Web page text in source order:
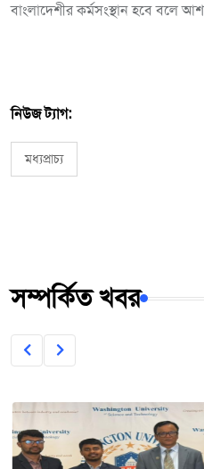
বাংলাদেশীর কর্মসংস্থান হবে বলে
নিউজ ট্যাগ:
মধ্যপ্রাচ্য
সম্পর্কিত খবর